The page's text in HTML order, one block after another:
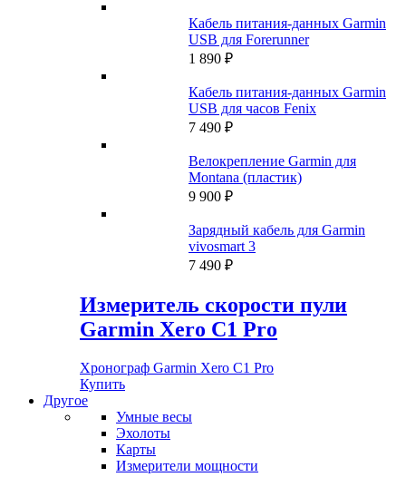
Кабель питания-данных Garmin
USB для Forerunner
1 890 ₽
Кабель питания-данных Garmin
USB для часов Fenix
7 490 ₽
Велокрепление Garmin для
Montana (пластик)
9 900 ₽
Зарядный кабель для Garmin
vivosmart 3
7 490 ₽
Измеритель скорости пули
Garmin Xero C1 Pro
Хронограф Garmin Xero C1 Pro
Купить
Другое
Умные весы
Эхолоты
Карты
Измерители мощности